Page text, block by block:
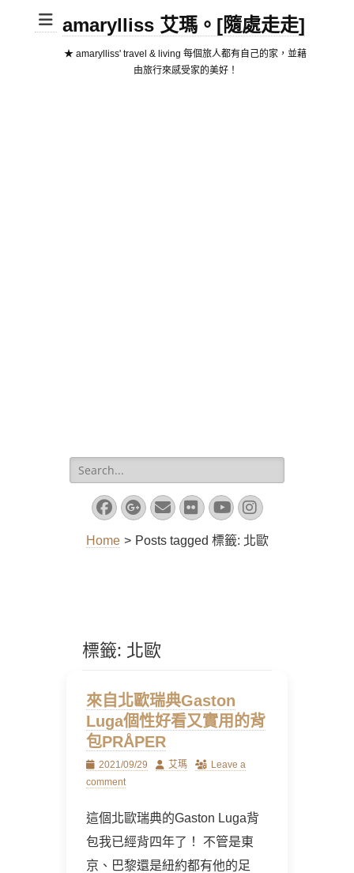
amarylliss 艾瑪。[隨處走走]
★ amarylliss' travel & living 每個旅人都有自己的家，並藉
由旅行來感受家的美好！
Search
for:
Facebook
Googleplus
EmailFlickrYouTube
Instagram
Home > Posts tagged 標籤: 北歐
標籤: 北歐
來自北歐瑞典Gaston
Luga個性好看又實用的背
包PRÅPER
Posted
on
2021/09/29 Author
艾瑪
Leave a
comment
這個北歐瑞典的Gaston Luga背
包我已經背四年了！ 不管是東
京、巴黎還是紐約都有他的足